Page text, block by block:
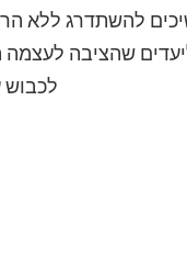
להשתדרג ללא
שהציבה
לכבוש